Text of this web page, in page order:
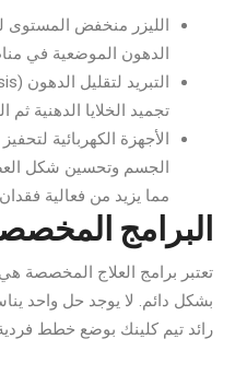
الليزر منخفض المستوى
الدهون الموضعية في
تجميد الخلايا الدهنية
الجسم وتحسين شكل
مما يزيد من فعالية
البرامج
تعتبر برامج العلاج المخصصة
بشكل دائم. لا يوجد حل واحد
رائد تيم كلينك بوضع خطط